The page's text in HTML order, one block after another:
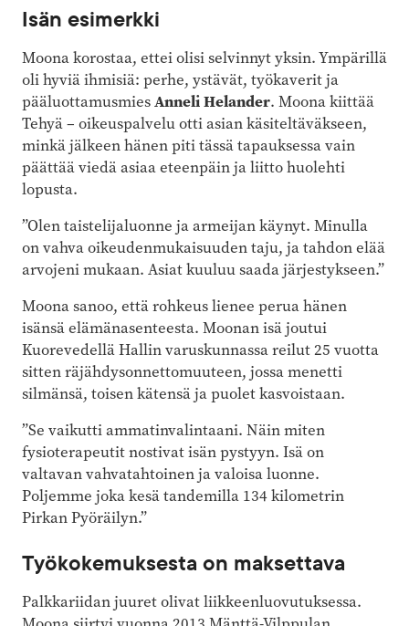
Isän esimerkki
Moona korostaa, ettei olisi selvinnyt yksin. Ympärillä
oli hyviä ihmisiä: perhe, ystävät, työkaverit ja
pääluottamusmiesAnneli Helander. Moona kiittää
Tehyä – oikeuspalvelu otti asian käsiteltäväkseen,
minkä jälkeen hänen piti tässä tapauksessa vain
päättää viedä asiaa eteenpäin ja liitto huolehti
lopusta.
”Olen taistelijaluonne ja armeijan käynyt. Minulla
on vahva oikeudenmukaisuuden taju, ja tahdon elää
arvojeni mukaan. Asiat kuuluu saada järjestykseen.”
Moona sanoo, että rohkeus lienee perua hänen
isänsä elämänasenteesta. Moonan isä joutui
Kuorevedellä Hallin varuskunnassa reilut 25 vuotta
sitten räjähdysonnettomuuteen, jossa menetti
silmänsä, toisen kätensä ja puolet kasvoistaan.
”Se vaikutti ammatinvalintaani. Näin miten
fysioterapeutit nostivat isän pystyyn. Isä on
valtavan vahvatahtoinen ja valoisa luonne.
Poljemme joka kesä tandemilla 134 kilometrin
Pirkan Pyöräilyn.”
Työkokemuksesta on maksettava
Palkkariidan juuret olivat liikkeenluovutuksessa.